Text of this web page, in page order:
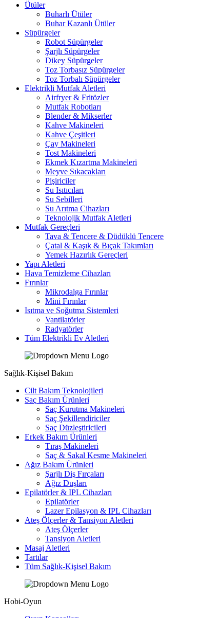
Ütüler
Buharlı Ütüler
Buhar Kazanlı Ütüler
Süpürgeler
Robot Süpürgeler
Şarjlı Süpürgeler
Dikey Süpürgeler
Toz Torbasız Süpürgeler
Toz Torbalı Süpürgeler
Elektrikli Mutfak Aletleri
Airfryer & Fritözler
Mutfak Robotları
Blender & Mikserler
Kahve Makineleri
Kahve Çeşitleri
Çay Makineleri
Tost Makineleri
Ekmek Kızartma Makineleri
Meyve Sıkacakları
Pişiriciler
Su Isıtıcıları
Su Sebilleri
Su Arıtma Cihazları
Teknolojik Mutfak Aletleri
Mutfak Gereçleri
Tava & Tencere & Düdüklü Tencere
Çatal & Kaşık & Bıçak Takımları
Yemek Hazırlık Gereçleri
Yapı Aletleri
Hava Temizleme Cihazları
Fırınlar
Mikrodalga Fırınlar
Mini Fırınlar
Isıtma ve Soğutma Sistemleri
Vantilatörler
Radyatörler
Tüm Elektrikli Ev Aletleri
Sağlık-Kişisel Bakım
Cilt Bakım Teknolojileri
Saç Bakım Ürünleri
Saç Kurutma Makineleri
Saç Şekillendiriciler
Saç Düzleştiricileri
Erkek Bakım Ürünleri
Tıraş Makineleri
Saç & Sakal Kesme Makineleri
Ağız Bakım Ürünleri
Şarjlı Diş Fırçaları
Ağız Duşları
Epilatörler & IPL Cihazları
Epilatörler
Lazer Epilasyon & IPL Cihazları
Ateş Ölçerler & Tansiyon Aletleri
Ateş Ölçerler
Tansiyon Aletleri
Masaj Aletleri
Tartılar
Tüm Sağlık-Kişisel Bakım
Hobi-Oyun